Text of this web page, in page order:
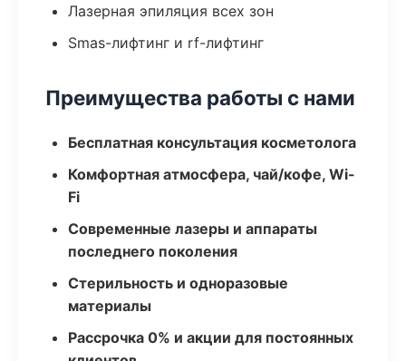
Лазерная эпиляция всех зон
Smas-лифтинг и rf-лифтинг
Преимущества работы с нами
Бесплатная консультация косметолога
Комфортная атмосфера, чай/кофе, Wi-
Fi
Современные лазеры и аппараты
последнего поколения
Стерильность и одноразовые
материалы
Рассрочка 0% и акции для постоянных